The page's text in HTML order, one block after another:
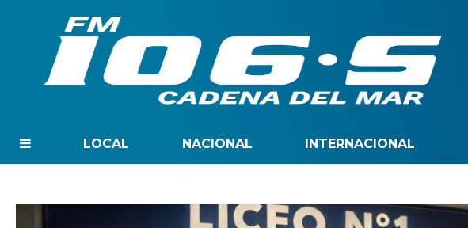
LOCAL NACIONAL INTERNACIONAL